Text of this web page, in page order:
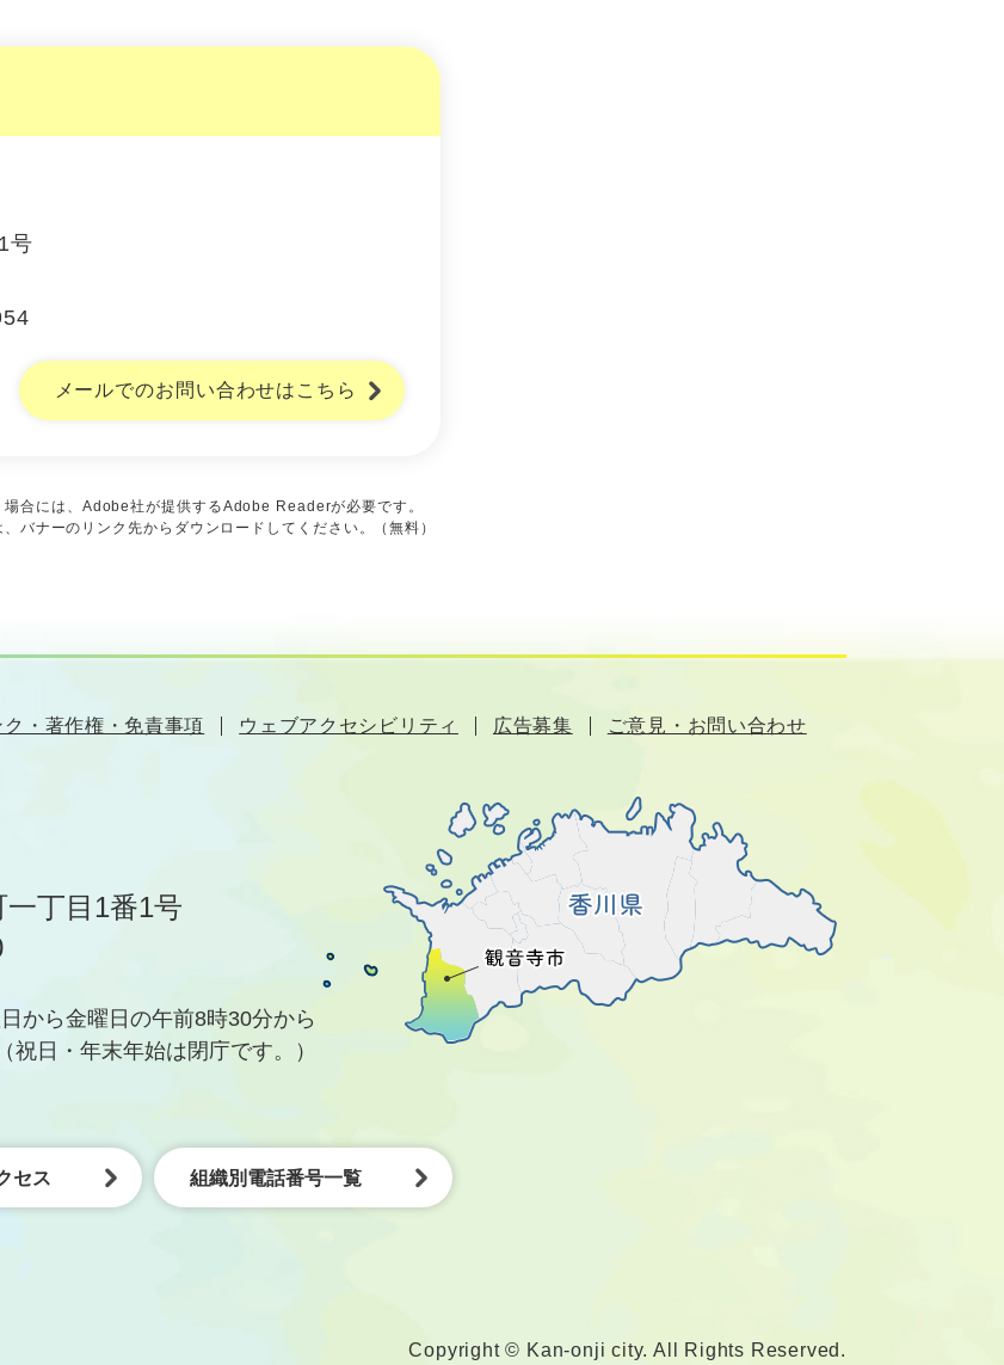
号
メールでのお問い合わせはこちら
合には、Adobe社が提供するAdobe Readerが必要です。
バナーのリンク先からダウンロードしてください。（無料）
ク・著作権・免責事項 ウェブアクセシビリティ 広告募集 ご意見・お問い合わせ
丁目1番1号
から金曜日の午前8時30分から
祝日・年末年始は閉庁です。）
セス 組織別電話番号一覧
Copyright © Kan-onji city. All Rights Reserved.